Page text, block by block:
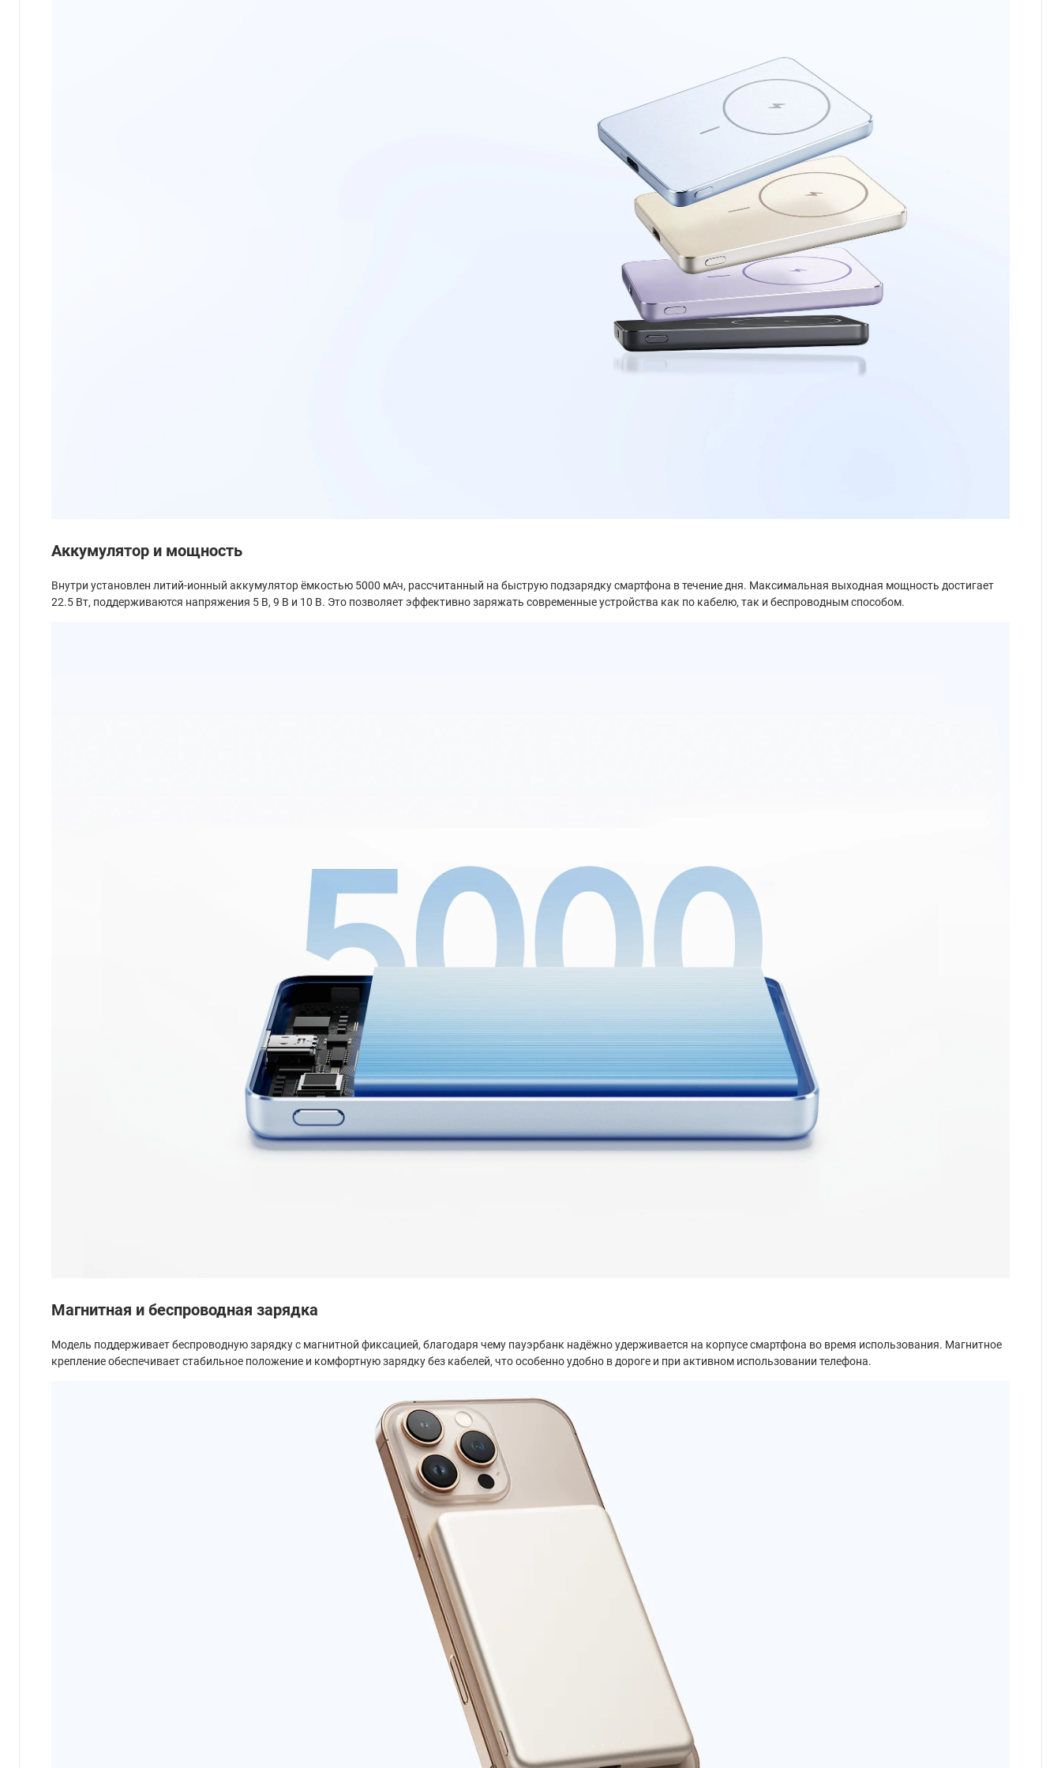
Аккумулятор и мощность
Внутри установлен литий-ионный аккумулятор ёмкостью 5000 мАч, рассчитанный на быструю подзарядку смартфона в течение дня. Максимальная выходная мощность достигает
22.5 Вт, поддерживаются напряжения 5 В, 9 В и 10 В. Это позволяет эффективно заряжать современные устройства как по кабелю, так и беспроводным способом.
Магнитная и беспроводная зарядка
Модель поддерживает беспроводную зарядку с магнитной фиксацией, благодаря чему пауэрбанк надёжно удерживается на корпусе смартфона во время использования. Магнитное
крепление обеспечивает стабильное положение и комфортную зарядку без кабелей, что особенно удобно в дороге и при активном использовании телефона.